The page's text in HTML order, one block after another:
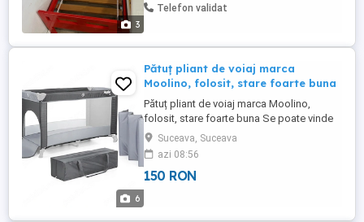
3
Telefon validat
6
Pătuț pliant de voiaj marca
Moolino, folosit, stare foarte buna
Pătuț pliant de voiaj marca Moolino,
folosit, stare foarte buna Se poate vinde
doar patutul separat de saltea (150 lei)
sau inclusiv salteaua (250lei) Dimensiuni
patut: o Lungime: 125 cm o Latime: 65 cm
o Inaltime: 77 cm o Greutate: 9 kg
Suceava, Suceava
azi 08:56
150 RON